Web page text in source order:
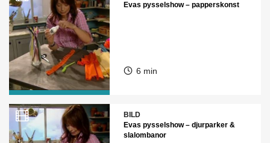
Evas pysselshow – papperskonst
6 min
BILD
Evas pysselshow – djurparker &
slalombanor